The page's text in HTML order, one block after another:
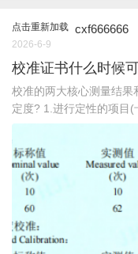
点击重新加载 cxf666666
2026-6-9
校准证书什么时候
校准的两大核心测量结果
定度? 1.进行定性的项目(